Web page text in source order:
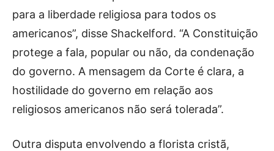
para a liberdade religiosa para todos os
americanos”, disse Shackelford. “A Constituição
protege a fala, popular ou não, da condenação
do governo. A mensagem da Corte é clara, a
hostilidade do governo em relação aos
religiosos americanos não será tolerada”.
Outra disputa envolvendo a florista cristã,